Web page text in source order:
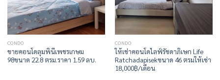
CONDO
ขายคอนโดลุมพินีเพชรเกษม
98ขนาด 22.8 ตรม.ราคา 1.59 ลบ.
CONDO
ให้เช่าคอนโดไลฟ์รัชดาภิเษก Life
Ratchadapisekขนาด 46 ตรมให้เช่า
18,000฿/เดือน